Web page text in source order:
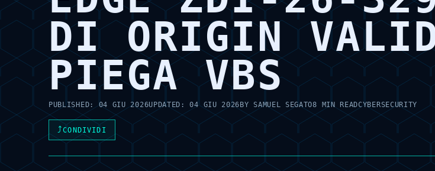
DI ORIGIN
PIEGA VBS
PUBLISHED:04 GIU 2026UPDATED:04 GIU 2026 BY SAMUEL SEGATO8 MIN READCYBERSECURITY
⤴CONDIVIDI